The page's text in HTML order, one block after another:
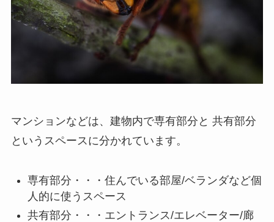
マンションなどは、建物内で専有部分と 共有部分
というスペースに分かれています。
専有部分・・・住んでいる部屋/ベランダなど個
人的に使うスペース
共有部分・・・エントランス/エレベーター/廊